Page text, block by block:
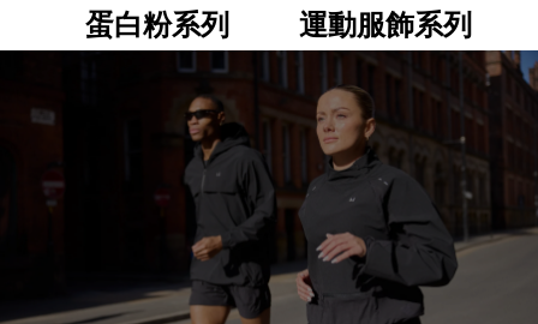
蛋白粉系列 運動服飾系列